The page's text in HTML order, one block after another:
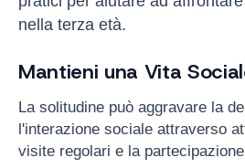
nella terza età.
Mantieni una Vita
La solitudine può aggravare la
l'interazione sociale attraverso
visite regolari e la